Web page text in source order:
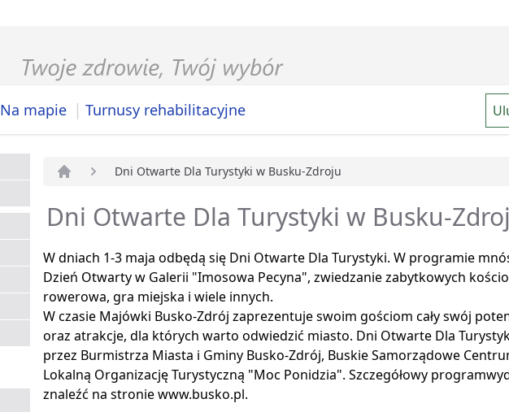
Na mapie | Turnusy rehabilitacyjne
Dni Otwarte Dla Turystyki w Busku-Zdroju
Dni Otwarte Dla Turystyki w Busku-
W dniach 1-3 maja odbędą się Dni Otwarte Dla Turystyki. W programie
Dzień Otwarty w Galerii "Imosowa Pecyna", zwiedzanie zabytkowych
rowerowa, gra miejska i wiele innych.
W czasie Majówki Busko-Zdrój zaprezentuje swoim gościom cały swój
oraz atrakcje, dla których warto odwiedzić miasto. Dni Otwarte Dla
przez Burmistrza Miasta i Gminy Busko-Zdrój, Buskie Samorządowe
Lokalną Organizację Turystyczną "Moc Ponidzia". Szczegółowy
znaleźć na stronie www.busko.pl.